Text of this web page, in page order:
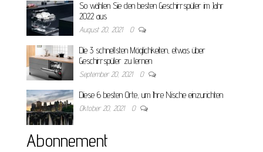
So wählen Sie den besten Geschirrspüler im Jahr
2022 aus
August 20, 2021 0
Die 3 schnellsten Möglichkeiten, etwas über
Geschirrspüler zu lernen
September 20, 2021 0
Diese 6 besten Orte, um Ihre Nische einzurichten
Oktober 20, 2021 0
Abonnement